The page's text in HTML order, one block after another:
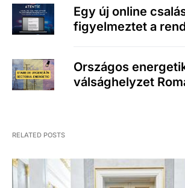
Egy új online
figyelmeztet a
Országos
válsághelyzet
RELATED POSTS